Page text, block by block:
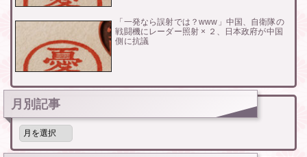
「一発なら誤射では？www」中国、自衛隊の
戦闘機にレーダー照射 × ２、日本政府が中国
側に抗議
月別記事
月
記
事